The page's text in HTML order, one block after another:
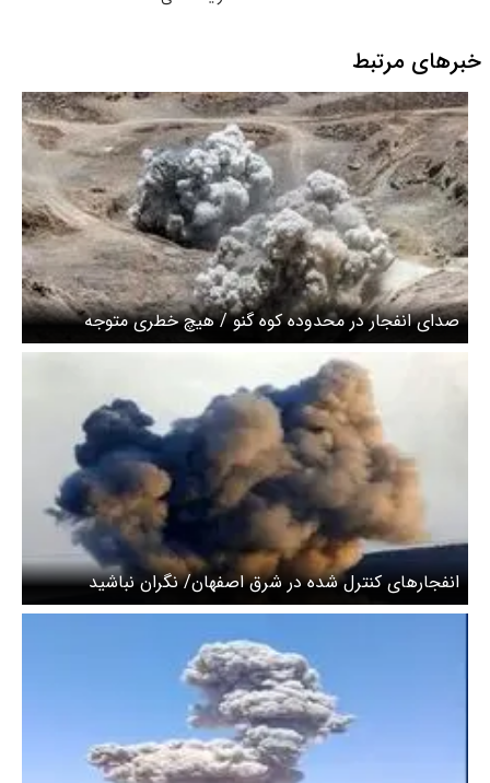
خبرهای مرتبط
صدای انفجار در محدوده کوه گنو / هیچ خطری متوجه
غیرنظامیان نیست
انفجارهای کنترل شده در شرق اصفهان/ نگران نباشید